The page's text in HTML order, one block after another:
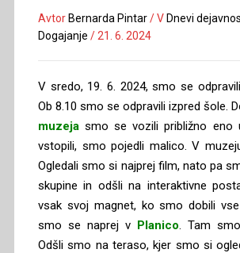
Avtor Bernarda Pintar/V Dnevi
Dogajanje / 21. 6. 2024
V sredo, 19. 6. 2024, smo se
Ob 8.10 smo se odpravili izpred šole.
muzejasmo se vozili približno eno
vstopili, smo pojedli malico. V
Ogledali smo si najprej film, nato pa
skupine in odšli na interaktivne
vsak svoj magnet, ko smo dobili vse
smo se naprej v Planico. Tam
Odšli smo na teraso, kjer smo si